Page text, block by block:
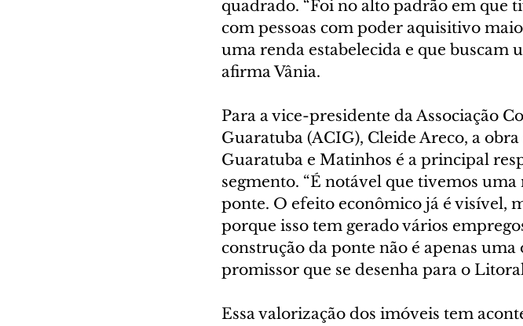
quadrado. “Foi no alto padrão em que
com pessoas com poder aquisitivo
uma renda estabelecida e que buscam
afirma Vânia.
Para a vice-presidente da Associação
Guaratuba (ACIG), Cleide Areco, a
Guaratuba e Matinhos é a principal
segmento. “É notável que tivemos
ponte. O efeito econômico já é visível,
porque isso tem gerado vários
construção da ponte não é apenas
promissor que se desenha para o
Essa valorização dos imóveis tem